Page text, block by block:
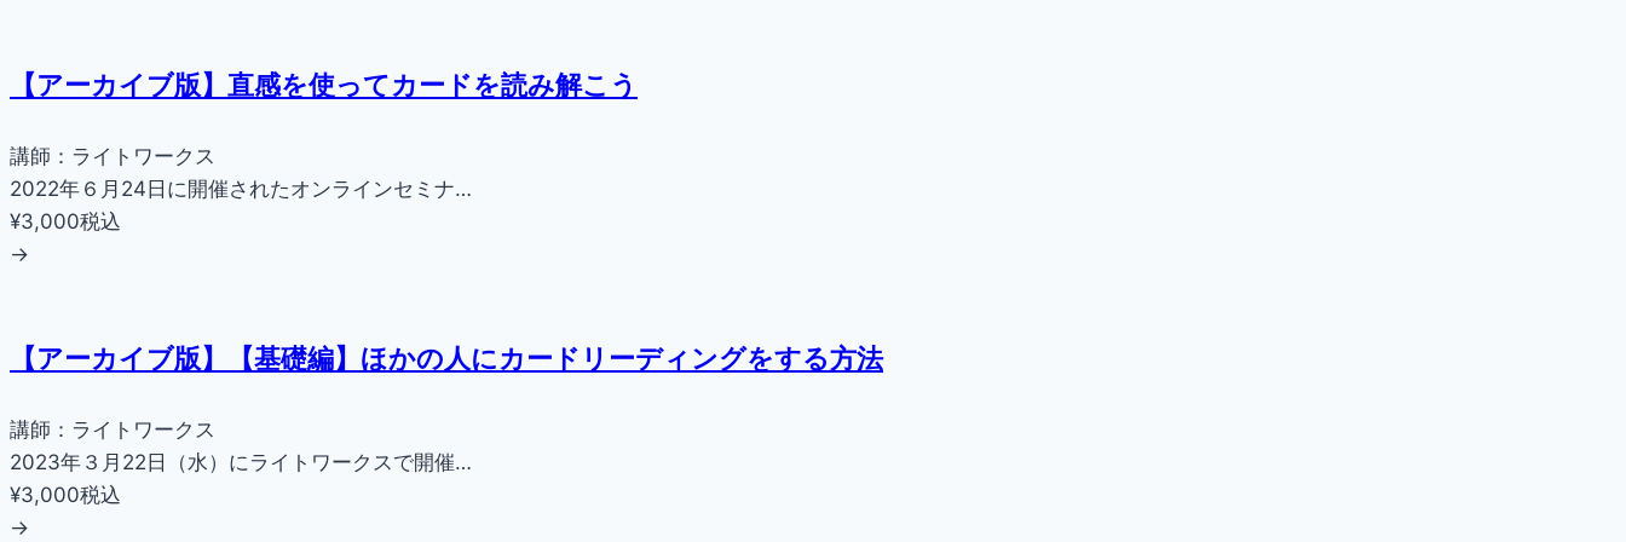
【アーカイブ版】直感を使ってカードを読み解こう
講師：ライトワークス
2022年６月24日に開催されたオンラインセミナ…
¥3,000税込
→
【アーカイブ版】【基礎編】ほかの人にカードリーディングをする方法
講師：ライトワークス
2023年３月22日（水）にライトワークスで開催…
¥3,000税込
→